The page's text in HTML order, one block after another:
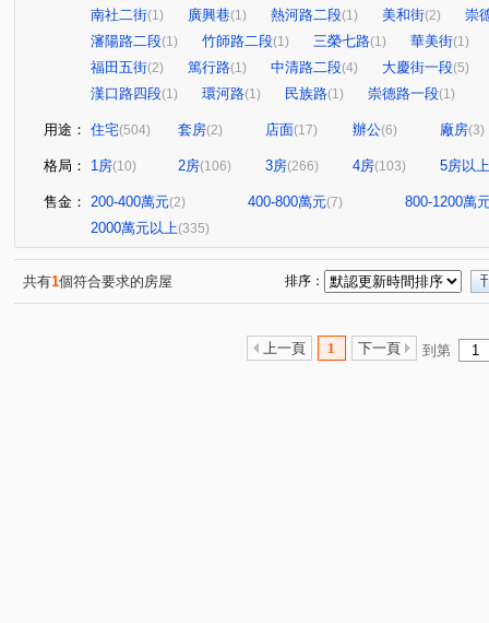
南社二街(1) 廣興巷(1) 熱河路二段(1) 美和街(2)
崇
瀋陽路二段(1) 竹師路二段(1) 三榮七路(1) 華美街(1)
福田五街(2) 篤行路(1) 中清路二段(4) 大慶街一段(5)
漢口路四段(1) 環河路(1) 民族路(1) 崇德路一段(1)
用途： 住宅(504) 套房(2) 店面(17) 辦公(6) 廠房(3)
格局： 1房(10) 2房(106) 3房(266) 4房(103) 5房以上
售金： 200-400萬元(2) 400-800萬元(7)
800-1200萬
2000萬元以上(335)
共有1個符合要求的房屋 排序：
上一頁 1 下一頁 到第